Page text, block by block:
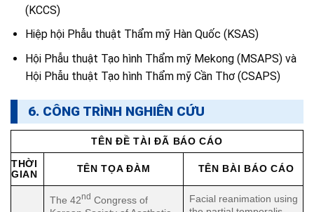
(KCCS)
Hiệp hội Phẫu thuật Thẩm mỹ Hàn Quốc (KSAS)
Hội Phẫu thuật Tạo hình Thẩm mỹ Mekong (MSAPS) và
Hội Phẫu thuật Tạo hình Thẩm mỹ Cần Thơ (CSAPS)
6. CÔNG TRÌNH NGHIÊN CỨU
TÊN ĐỀ TÀI ĐÃ BÁO CÁO
THỜI
GIAN
TÊN TỌA ĐÀM TÊN BÀI BÁO CÁO
The 42nd Congress of
Facial reanimation using